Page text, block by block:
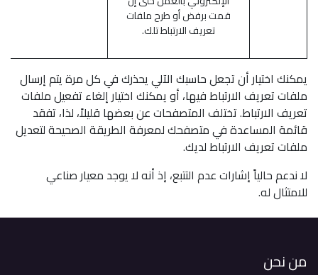
قمت برفض أو طرح ملفات
تعريف الارتباط تلك.
يمكنك اختيار أن تجعل حاسبك الآلي يحذرك في كل مرة يتم إرسال
ملفات تعريف الارتباط فيها، أو يمكنك اختيار إلغاء تفعيل ملفات
تعريف الارتباط. تختلف المتصفحات عن بعضها قليلاً، لذا، تفقد
قائمة المساعدة في متصفحك لمعرفة الطريقة الصحيحة لتعديل
ملفات تعريف الارتباط لديك.
لا ندعم حالياً إشارات عدم التتبع، إذ أنه لا يوجد معيار صناعي
للامتثال له.
من نحن